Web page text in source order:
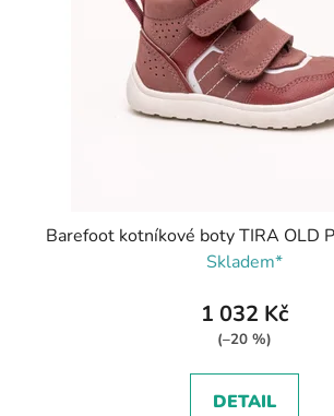
Barefoot kotníkové boty TIRA OLD
Skladem*
1 032 Kč
(–20 %)
DETAIL